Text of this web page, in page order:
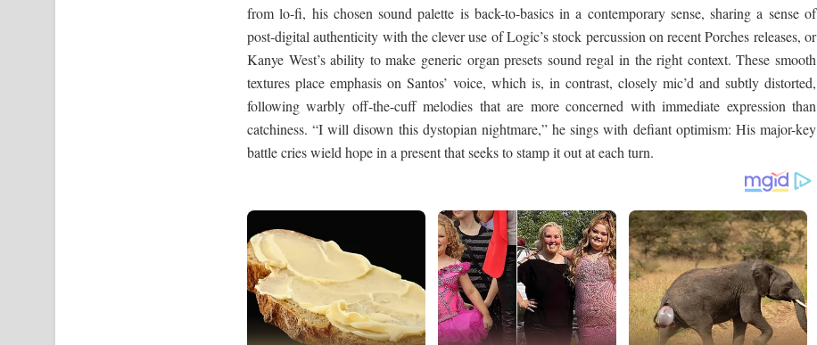
from lo-fi, his chosen sound palette is back-to-basics in a contemporary sense, sharing a sense of
post-digital authenticity with the clever use of Logic’s stock percussion on recent Porches releases, or
Kanye West’s ability to make generic organ presets sound regal in the right context. These smooth
textures place emphasis on Santos’ voice, which is, in contrast, closely mic’d and subtly distorted,
following warbly off-the-cuff melodies that are more concerned with immediate expression than
catchiness. “I will disown this dystopian nightmare,” he sings with defiant optimism: His major-key
battle cries wield hope in a present that seeks to stamp it out at each turn.